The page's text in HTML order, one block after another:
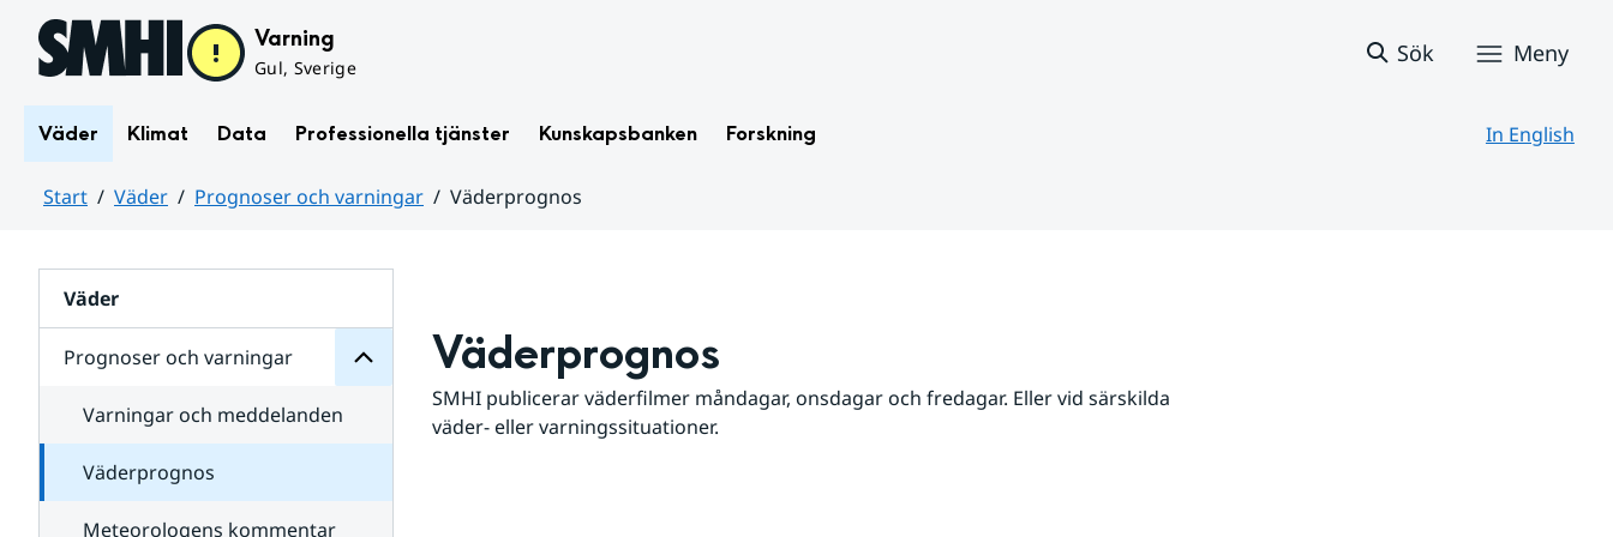
Hoppa till sidans innehåll Varning
Gul, Sverige
Sök Meny
Väder Klimat Data Professionella tjänster Kunskapsbanken Forskning In English
Start Väder Prognoser och varningar
Väderprognos
Väder
Prognoser och varningar
för
varningar
Varningar och meddelanden
Väderprognos
Meteorologens kommentar
Väderprognos
SMHI publicerar väderfilmer måndagar, onsdagar och fredagar. Eller vid särskilda
väder- eller varningssituationer.